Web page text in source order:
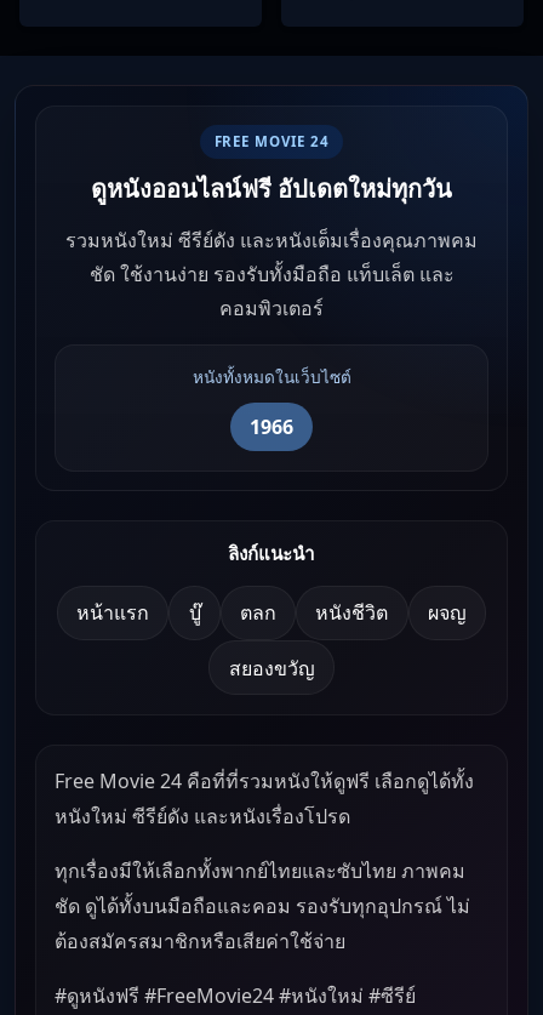
FREE MOVIE 24
ดูหนังออนไลน์ฟรี อัปเดตใหม่ทุกวัน
รวมหนังใหม่ ซีรีย์ดัง และหนังเต็มเรื่องคุณภาพคม
ชัด ใช้งานง่าย รองรับทั้งมือถือ แท็บเล็ต และ
คอมพิวเตอร์
หนังทั้งหมดในเว็บไซต์
1966
ลิงก์แนะนำ
หน้าแรก บู๊ ตลก หนังชีวิต ผจญ
สยองขวัญ
Free Movie 24 คือที่ที่รวมหนังให้ดูฟรี เลือกดูได้ทั้ง
หนังใหม่ ซีรีย์ดัง และหนังเรื่องโปรด
ทุกเรื่องมีให้เลือกทั้งพากย์ไทยและซับไทย ภาพคม
ชัด ดูได้ทั้งบนมือถือและคอม รองรับทุกอุปกรณ์ ไม่
ต้องสมัครสมาชิกหรือเสียค่าใช้จ่าย
#ดูหนังฟรี #FreeMovie24 #หนังใหม่ #ซีรีย์